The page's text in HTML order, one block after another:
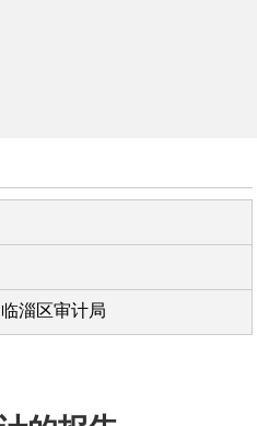
临淄区审计局